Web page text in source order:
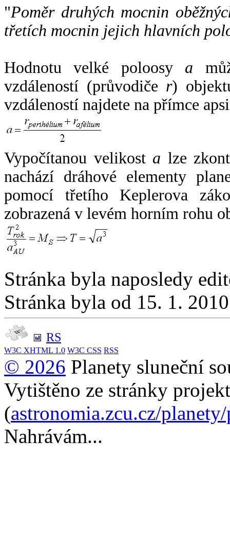
"Poměr druhých mocnin
třetích mocnin jejich hlavních
Hodnotu velké poloosy a
vzdáleností (průvodiče r)
vzdáleností najdete na přímce
Vypočítanou velikost a lze
nachází dráhové elementy
pomocí třetího Keplerova
zobrazená v levém horním rohu
Stránka byla naposledy
Stránka byla od 15. 1.
RS
W3C XHTML 1.0 W3C CSS RSS
© 2026 Planety sluneční
Vytištěno ze stránky
(astronomia.zcu.cz/
Nahrávám...